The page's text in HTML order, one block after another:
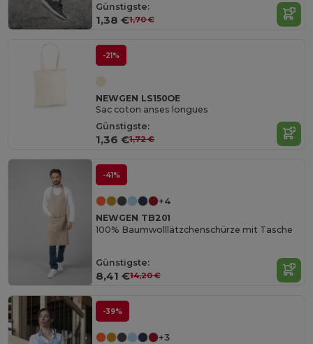
Günstigste:
1,38 €1,70 €
-21%
NEWGEN LS150OE
Sac coton anses longues
Günstigste:
1,36 €1,72 €
-41%
+4
NEWGEN TB201
100% Baumwolllätzchenschürze mit Tasche
Günstigste:
8,41 €14,20 €
-39%
+3